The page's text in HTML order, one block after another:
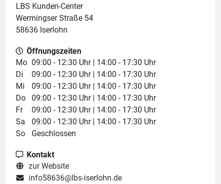
LBS Kunden-Center
Wermingser Straße 54
58636 Iserlohn
Öffnungszeiten
Mo 09:00 - 12:30 Uhr | 14:00 - 17:30 Uhr
Di
09:00 - 12:30 Uhr | 14:00 - 17:30 Uhr
Mi
09:00 - 12:30 Uhr | 14:00 - 17:30 Uhr
Do
09:00 - 12:30 Uhr | 14:00 - 17:30 Uhr
Fr
09:00 - 12:30 Uhr | 14:00 - 17:30 Uhr
Sa
09:00 - 12:30 Uhr | 14:00 - 17:30 Uhr
So
Geschlossen
Kontakt
zur Website
info58636@lbs-iserlohn.de